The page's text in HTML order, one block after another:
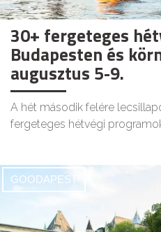
30+ fergeteges
Budapesten és
augusztus 5-9.
A hét második felére
fergeteges hétvégi
GOODAPEST